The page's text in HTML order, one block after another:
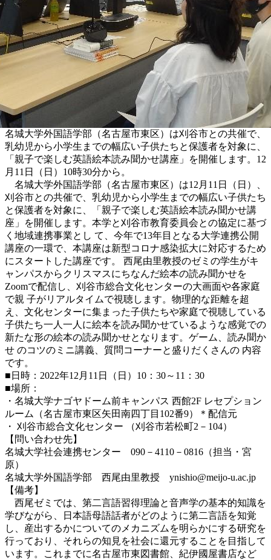
名城大学外国語学部（名古屋市東区）は刈谷市との共催で、
乳幼児から小学生までの幅広い子供たちと保護者を対象に、
「親子で楽しむ英語絵本読み聞かせ講座」を開催します。12
月11日（日）10時30分から。
名城大学外国語学部（名古屋市東区）は12月11日（日）、
刈谷市との共催で、乳幼児から小学生までの幅広い子供たち
と保護者を対象に、「親子で楽しむ英語絵本読み聞かせ講
座」を開催します。本学と刈谷市教育委員会との協定に基づ
く地域連携事業とし て、今年で13年目となる大学連携公開
講座の一環で、本講座は新型コロナ感染拡大に対応するため
にスタートした講座です。 西尾由里教授のゼミの学生がキ
ャンパスからクリスマスにちなんだ絵本の読み聞かせを
Zoomで配信し、刈谷市総合文化センターの大画面や各家庭
で親 子がリアルタイムで視聴します。物理的な距離を超
え、文化センターに集まった子供たちや家庭で視聴している
子供たち一人一人に絵本を読み聞かせているような感覚での
新たな形の絵本の読み聞かせとなります。ゲーム、読み聞か
せ のコツのミニ講義、質問コーナーと盛りだくさんの 内容
です。
■日時：2022年12月11日（日）10：30～11：30
■場所：
・名城大学ナゴヤドーム前キャンパス 西館2F レセプション
ルーム（名古屋市東区矢田南四丁目102番9）＊配信元
・ 刈谷市総合文化センター （刈谷市若松町2－104）
【問い合わせ先】
名城大学社会連携センター 090－4110－0816（担当・宮
原）
名城大学外国語学部 西尾由里教授 ynishio@meijo-u.ac.jp
【備考】
西尾ゼミでは、第二言語習得理論と音声学の基本的知識を
学びながら、日本語母語話者がどのように第二言語を知覚
し、産出するかについてのメカニズムを明らかにする研究を
行っており、それらの知見を社会に還元することを目指して
います。これまでに名古屋市東図書館、紀伊國屋書店など